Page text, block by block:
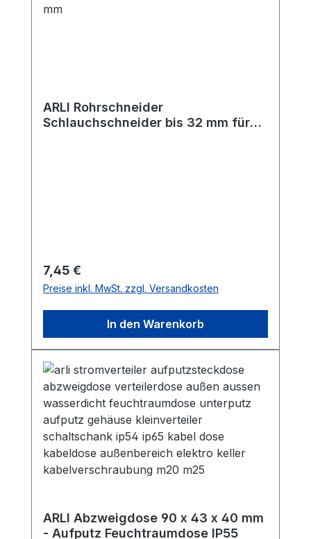
ARLI Rohrschneider
Schlauchschneider bis 32 mm für
Regulärer Preis:
7,45 €
Preise inkl. MwSt. zzgl. Versandkosten
In den Warenkorb
ARLI Abzweigdose 90 x 43 x 40 mm
- Aufputz Feuchtraumdose IP55